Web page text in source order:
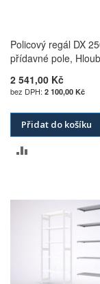
Policový regál DX
přídavné pole,
2 541,00 Kč
2 100,00 Kč
Přidat do košíku
POROVNÁNÍ